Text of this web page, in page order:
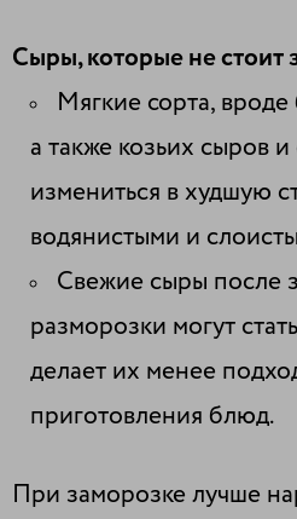
Сыры, которые не стоит
Мягкие сорта,
а также козьих сыров
измениться в худшую
водянистыми и
Свежие сыры после
разморозки могут
делает их менее
приготовления блюд.
При заморозке лучше